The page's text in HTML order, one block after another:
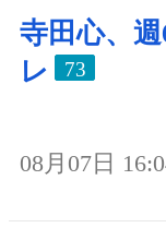
寺田心、
レ
73
08月07日